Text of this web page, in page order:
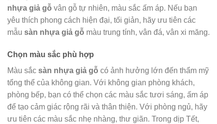
nhựa giả gỗ vân gỗ tự nhiên, màu sắc ấm áp. Nếu bạn
yêu thích phong cách hiện đại, tối giản, hãy ưu tiên các
mẫu sàn nhựa giả gỗ màu trung tính, vân đá, vân xi măng.
Chọn màu sắc phù hợp
Màu sắc sàn nhựa giả gỗ có ảnh hưởng lớn đến thẩm mỹ
tổng thể của không gian. Với không gian phòng khách,
phòng bếp, bạn có thể chọn các màu sắc tươi sáng, ấm áp
để tạo cảm giác rộng rãi và thân thiện. Với phòng ngủ, hãy
ưu tiên các màu sắc nhẹ nhàng, thư giãn. Trong dịp Tết,